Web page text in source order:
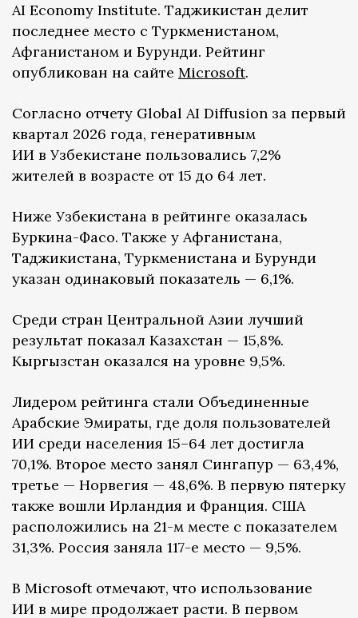
AI Economy Institute. Таджикистан делит
последнее место с Туркменистаном,
Афганистаном и Бурунди. Рейтинг
опубликован на сайте Microsoft.
Согласно отчету Global AI Diffusion за первый
квартал 2026 года, генеративным
ИИ в Узбекистане пользовались 7,2%
жителей в возрасте от 15 до 64 лет.
Ниже Узбекистана в рейтинге оказалась
Буркина-Фасо. Также у Афганистана,
Таджикистана, Туркменистана и Бурунди
указан одинаковый показатель — 6,1%.
Среди стран Центральной Азии лучший
результат показал Казахстан — 15,8%.
Кыргызстан оказался на уровне 9,5%.
Лидером рейтинга стали Объединенные
Арабские Эмираты, где доля пользователей
ИИ среди населения 15–64 лет достигла
70,1%. Второе место занял Сингапур — 63,4%,
третье — Норвегия — 48,6%. В первую пятерку
также вошли Ирландия и Франция. США
расположились на 21-м месте с показателем
31,3%. Россия заняла 117-е место — 9,5%.
В Microsoft отмечают, что использование
ИИ в мире продолжает расти. В первом